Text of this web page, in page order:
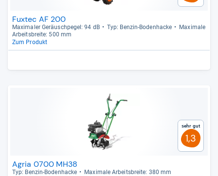
Fuxtec AF 200
Maxi­ma­ler Geräusch­pe­gel: 94 dB Typ: Ben­zin-​Boden­ha­cke
Maxi­male
Arbeits­breite: 500 mm
Zum Produkt
Sehr gut
1,3
Agria 0700 MH38
Typ: Ben­zin-​Boden­ha­cke
Maxi­male Arbeits­breite: 380 mm